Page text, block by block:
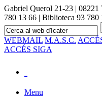
Gabriel Querol 21-23 | 08221
780 13 66 | Biblioteca 93 780
WEBMAIL M.A.S.C.
ACCÉS SIGA
Menu